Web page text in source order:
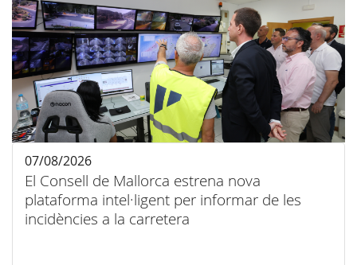
El Consell de Mallorca estrena nova
plataforma intel·ligent per informar de les
incidències a la carretera
07/08/2026